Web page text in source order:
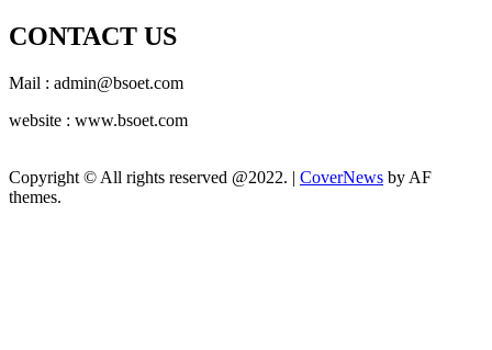
CONTACT US
Mail : admin@bsoet.com
website : www.bsoet.com
Copyright © All rights reserved @2022. | CoverNews by AF
themes.